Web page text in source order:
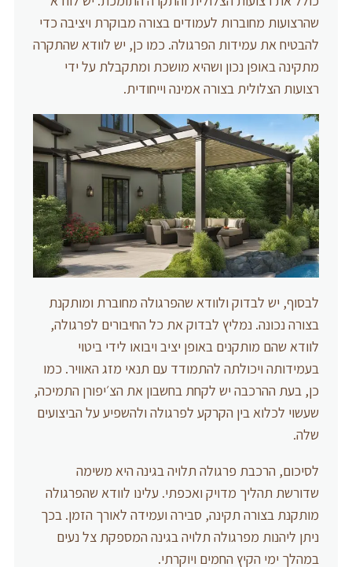
שהרצועות מחוברות לעמודים בצורה מבוקרת ויציבה כדי
להבטיח את עמידות הפרגולה. כמו כן, יש לוודא שהתקרה
מתקינה באופן נכון ושהיא מושכת ומתקבלת על ידי
רצועות הצלולית בצורה אמינה וייחודית.
לבסוף, יש לבדוק ולוודא שהפרגולה מחוברת ומותקנת
בצורה נכונה. נמליץ לבדוק את כל החיבורים לפרגולה,
לוודא שהם מותקנים באופן יציב ויבואו לידי ביטוי
בעמידותה ויכולתה להתמודד עם תנאי מזג האוויר. כמו
כן, בעת ההרכבה יש לקחת בחשבון את הצ׳יפורן התמיכה,
שעשוי לכלוא בין הקרקע לפרגולה ולהשפיע על הביצועים
שלה.
לסיכום, הרכבת פרגולה תלויה בגינה היא משימה
שדורשת תהליך מדויק ואכפתי. עלינו לוודא שהפרגולה
מותקנת בצורה תקינה, סבירה ועמידה לאורך הזמן. בכך
ניתן ליהנות מפרגולה תלויה בגינה המספקת צל נעים
במהלך ימי הקיץ החמים ויוקרתי.